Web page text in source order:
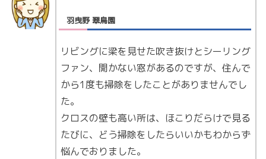
羽曳野 翠鳥園
リビングに梁を見せた吹き抜けとシーリング
ファン、開かない窓があるのですが、住んで
から1度も掃除をしたことがありませんでし
た。
クロスの壁も高い所は、ほこりだらけで見る
たびに、どう掃除をしたらいいかもわからず
悩んでおりました。